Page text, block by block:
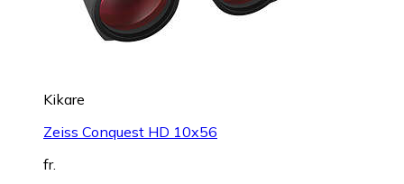
Kikare
Zeiss Conquest HD 10x56
fr.